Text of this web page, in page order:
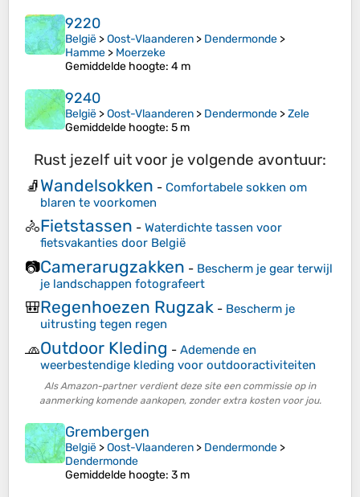
9220
België >Oost-Vlaanderen > Dendermonde >
Hamme > Moerzeke
Gemiddelde hoogte: 4 m
9240
België >Oost-Vlaanderen > Dendermonde >Zele
Gemiddelde hoogte: 5 m
Rust jezelf uit voor je volgende avontuur:
🧦Wandelsokken - Comfortabele sokken om
blaren te voorkomen
🚴Fietstassen - Waterdichte tassen voor
fietsvakanties door België
📷Camerarugzakken - Bescherm je gear terwijl
je landschappen fotografeert
🎒Regenhoezen Rugzak - Bescherm je
uitrusting tegen regen
🧢Outdoor Kleding - Ademende en
weerbestendige kleding voor outdooractiviteiten
Als Amazon-partner verdient deze site een commissie op in
aanmerking komende aankopen, zonder extra kosten voor jou.
Grembergen
België >Oost-Vlaanderen > Dendermonde >
Dendermonde
Gemiddelde hoogte: 3 m